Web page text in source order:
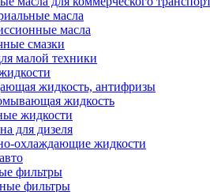
масла
масла
смазки
малой техники
жидкость, антифризы
жидкость
жидкости
для дизеля
охлаждающие жидкости
фильтры
фильтры